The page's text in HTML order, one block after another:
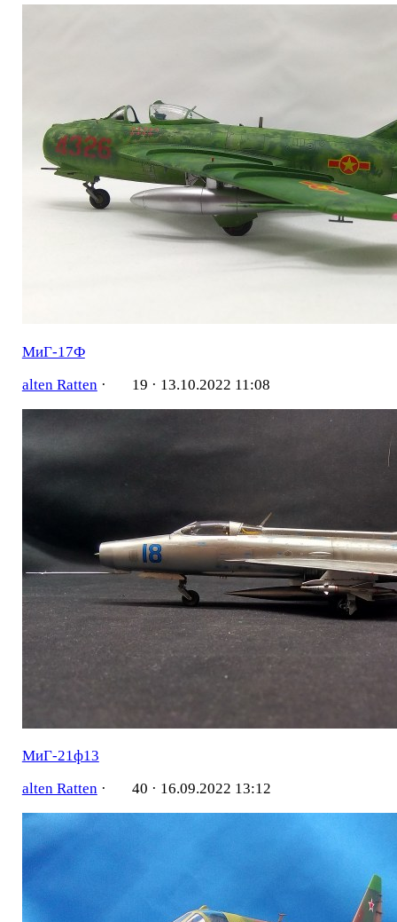
МиГ-17Ф
alten Ratten · 19 · 13.10.2022 11:08
МиГ-21ф13
alten Ratten· 40 · 16.09.2022 13:12